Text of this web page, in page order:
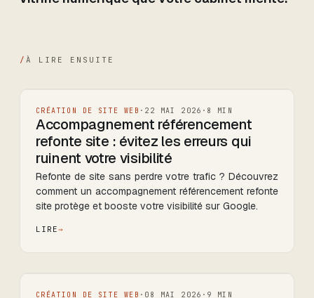
/ À LIRE ENSUITE
CRÉATION DE SITE WEB · 22 MAI 2026 · 8 MIN
Accompagnement référencement
refonte site : évitez les erreurs qui
ruinent votre visibilité
Refonte de site sans perdre votre trafic ? Découvrez
comment un accompagnement référencement refonte
site protège et booste votre visibilité sur Google.
LIRE
CRÉATION DE SITE WEB · 08 MAI 2026 · 9 MIN